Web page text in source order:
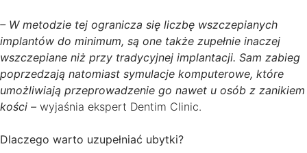
– W metodzie tej ogranicza się liczbę wszczepianych
implantów do minimum, są one także zupełnie inaczej
wszczepiane niż przy tradycyjnej implantacji. Sam zabieg
poprzedzają natomiast symulacje komputerowe, które
umożliwiają przeprowadzenie go nawet u osób z zanikiem
kości – wyjaśnia ekspert Dentim Clinic.
Dlaczego warto uzupełniać ubytki?